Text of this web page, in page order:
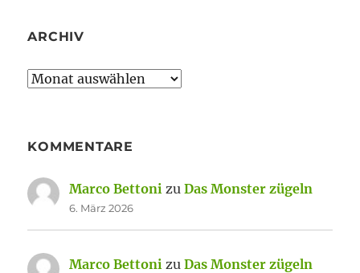
ARCHIV
Archiv
KOMMENTARE
Marco Bettoni zuDas Monster zügeln
6. März 2026
Marco Bettoni zuDas Monster zügeln